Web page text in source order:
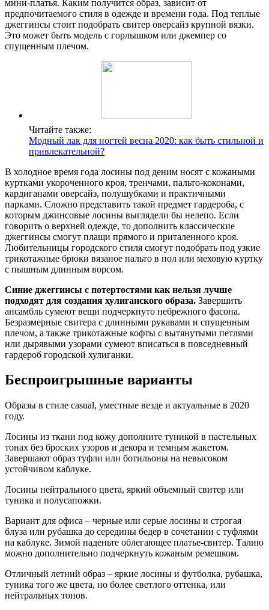
мини-платья. Каким получится образ, зависит от
предпочитаемого стиля в одежде и времени года. Под теплые
джеггинсы стоит подобрать свитер оверсайз крупной вязки.
Это может быть модель с горлышком или джемпер со
спущенным плечом.
Читайте также:
Модный лак для ногтей весна 2020: как быть стильной и
привлекательной?
В холодное время года лосины под деним носят с кожаными
куртками укороченного кроя, тренчами, пальто-коконами,
кардиганами оверсайз, полушубками и практичными
парками. Сложно представить такой предмет гардероба, с
которым джинсовые лосины выглядели бы нелепо. Если
говорить о верхней одежде, то дополнить классические
джеггинсы смогут плащи прямого и приталенного кроя.
Любительницы городского стиля смогут подобрать под узкие
трикотажные брюки вязаное пальто в пол или меховую куртку
с пышным длинным ворсом.
Синие джеггинсы с потертостями как нельзя лучше
подходят для создания хулиганского образа. Завершить
ансамбль сумеют вещи подчеркнуто небрежного фасона.
Безразмерные свитера с длинными рукавами и спущенным
плечом, а также трикотажные кофты с вытянутыми петлями
или дырявыми узорами сумеют вписаться в повседневный
гардероб городской хулиганки.
Беспроигрышные варианты
Образы в стиле casual, уместные везде и актуальные в 2020
году.
Лосины из ткани под кожу дополните туникой в пастельных
тонах без броских узоров и декора и темным жакетом.
Завершают образ туфли или ботильоны на невысоком
устойчивом каблуке.
Лосины нейтрального цвета, яркий объемный свитер или
туника и полусапожки.
Вариант для офиса – черные или серые лосины и строгая
блуза или рубашка до середины бедер в сочетании с туфлями
на каблуке. Зимой наденьте облегающее платье-свитер. Талию
можно дополнительно подчеркнуть кожаным ремешком.
Отличный летний образ – яркие лосины и футболка, рубашка,
туника того же цвета, но более светлого оттенка, или
нейтральных тонов.